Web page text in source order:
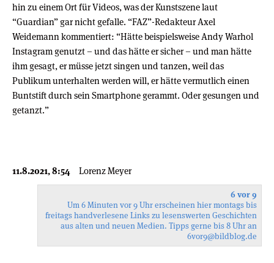
hin zu einem Ort für Videos, was der Kunstszene laut
“Guardian” gar nicht gefalle. “FAZ”-Redakteur Axel
Weidemann kommentiert: “Hätte beispielsweise Andy Warhol
Instagram genutzt – und das hätte er sicher – und man hätte
ihm gesagt, er müsse jetzt singen und tanzen, weil das
Publikum unterhalten werden will, er hätte vermutlich einen
Buntstift durch sein Smartphone gerammt. Oder gesungen und
getanzt.”
11.8.2021, 8:54 Lorenz Meyer
6 vor 9
Um 6 Minuten vor 9 Uhr erscheinen hier montags bis
freitags handverlesene Links zu lesenswerten Geschichten
aus alten und neuen Medien. Tipps gerne bis 8 Uhr an
6vor9@bildblog.de